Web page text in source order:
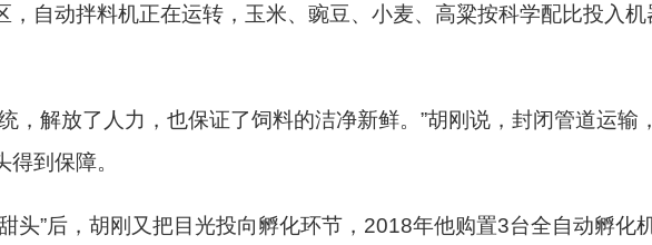
，自动拌料机正在运转，玉米、豌豆、小麦、高粱按科学配比投入
，解放了人力，也保证了饲料的洁净新鲜。”胡刚说，封闭管道运
到保障。
头”后，胡刚又把目光投向孵化环节，2018年他购置3台全自动孵化